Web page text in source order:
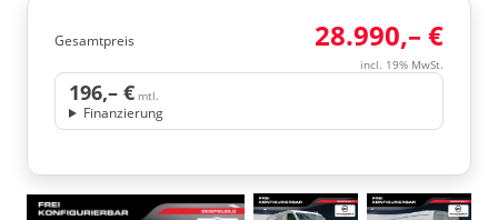
Gesamtpreis 28.990,– €
incl. 19% MwSt.
196,– € mtl.
Finanzierung